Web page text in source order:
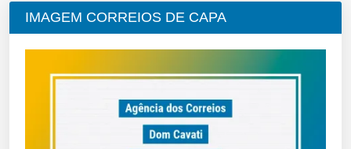
IMAGEM CORREIOS DE CAPA